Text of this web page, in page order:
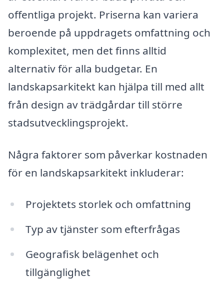
offentliga projekt. Priserna kan variera
beroende på uppdragets omfattning och
komplexitet, men det finns alltid
alternativ för alla budgetar. En
landskapsarkitekt kan hjälpa till med allt
från design av trädgårdar till större
stadsutvecklingsprojekt.
Några faktorer som påverkar kostnaden
för en landskapsarkitekt inkluderar:
Projektets storlek och omfattning
Typ av tjänster som efterfrågas
Geografisk belägenhet och
tillgänglighet